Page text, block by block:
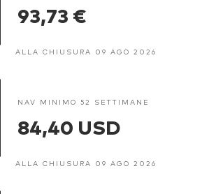
93,73 €
ALLA CHIUSURA 09 AGO 2026
NAV MINIMO 52 SETTIMANE
84,40 USD
ALLA CHIUSURA 09 AGO 2026